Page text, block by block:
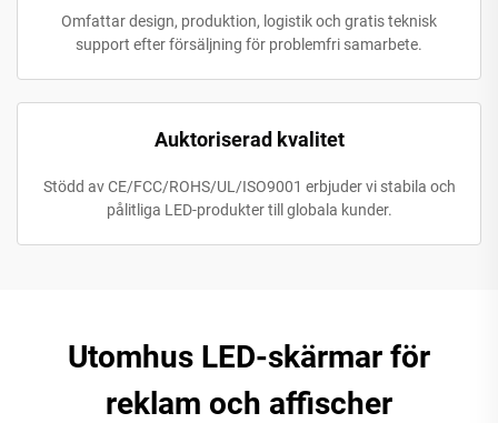
Omfattar design, produktion, logistik och gratis teknisk
support efter försäljning för problemfri samarbete.
Auktoriserad kvalitet
Stödd av CE/FCC/ROHS/UL/ISO9001 erbjuder vi stabila och
pålitliga LED-produkter till globala kunder.
Utomhus LED-skärmar för
reklam och affischer